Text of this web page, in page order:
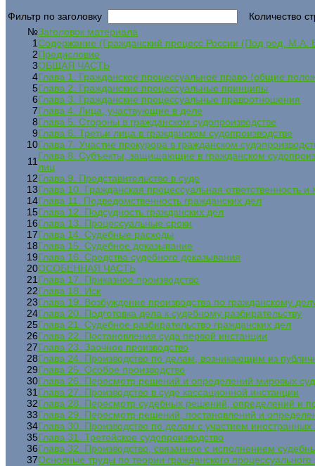
Фильтр по заголовку
Количество
№Заголовок материала
1Содержание (Гражданский процесс России (Под ред. М.А.
2Предисловие
3ОБЩАЯ ЧАСТЬ
4Глава 1. Гражданское процессуальное право (общие
5Глава 2. Гражданские процессуальные принципы
6Глава 3. Гражданские процессуальные правоотношения
7Глава 4. Лица, участвующие в деле
8Глава 5. Стороны в гражданском судопроизводстве
9Глава 6. Третьи лица в гражданском судопроизводстве
10Глава 7. Участие прокурора в гражданском
11Глава 8. Субъекты, защищающие в гражданском
лиц
12Глава 9. Представительство в суде
13Глава 10. Гражданская процессуальная ответственность
14Глава 11. Подведомственность гражданских дел
15Глава 12. Подсудность гражданских дел
16Глава 13. Процессуальные сроки
17Глава 14. Судебные расходы
18Глава 15. Судебное доказывание
19Глава 16. Средства судебного доказывания
20ОСОБЕННАЯ ЧАСТЬ
21 Глава 17. Приказное производство
22Глава 18. Иск
23Глава 19. Возбуждение производства по гражданскому
24Глава 20. Подготовка дела к судебному разбирательству
25Глава 21. Судебное разбирательство гражданских дел
26Глава 22. Постановления суда первой инстанции
27Глава 23. Заочное производство
28Глава 24. Производство по делам, возникающим из
29Глава 25. Особое производство
30Глава 26. Пересмотр решений и определений мировых
31 Глава 27. Производство в суде кассационной инстанции
32Глава 28. Пересмотр судебных решений, определений и
33Глава 29. Пересмотр решений, постановлений и
34Глава 30. Производство по делам с участием иностранных
35Глава 31. Третейское судопроизводство
36Глава 32. Производство, связанное с исполнением
37Основные труды по теории гражданского процессуального